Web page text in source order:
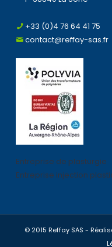
+33 (0)4 76 64 41 75
contact@reffay-sas.fr
Entreprise de plasturgie
Entreprise injection
© 2015 Reffay SAS -